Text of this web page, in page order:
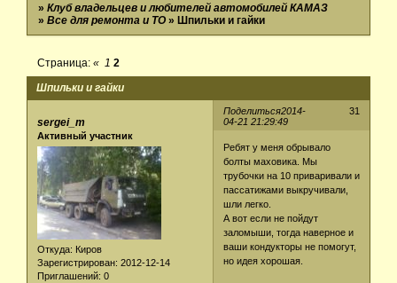
»Клуб владельцев и любителей автомобилей КАМАЗ
»Все для ремонта и ТО »Шпильки и гайки
Шпильки и гайки
Страница:« 1 2
Поделиться 31
2014-
04-21 21:29:49
sergei_m
Активный участник
Откуда: Киров
Зарегистрирован: 2012-12-14
Приглашений: 0
Ребят у меня обрывало
болты маховика. Мы
трубочки на 10 приваривали и
пассатижами выкручивали,
шли легко.
А вот если не пойдут
заломыши, тогда наверное и
ваши кондукторы не помогут,
но идея хорошая.